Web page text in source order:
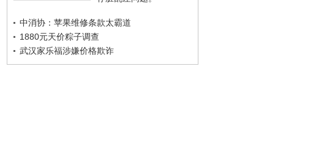
中消协：苹果维修条款太霸道
1880元天价粽子调查
武汉家乐福涉嫌价格欺诈